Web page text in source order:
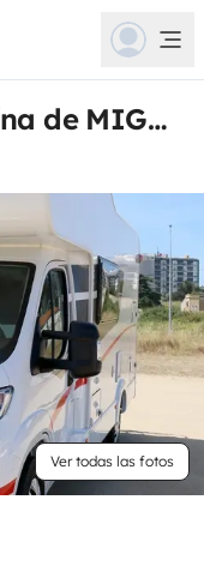
Autocaravana capuchina de MIGUEL
Ver todas las fotos